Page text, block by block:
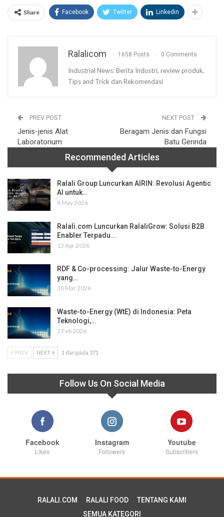
Share Facebook Twitter Linkedin
Ralalicom 1658 Posts 0 Comments
Industrial News: Berita Industri, review produk,
Tips and Trick dan Rekomendasi
PREV POST
Jenis-jenis Alat
Laboratorium
NEXT POST
Beragam Jenis dan Fungsi
Batu Gerinda
Recommended Articles
Ralali Group Luncurkan AIRIN: Revolusi Agentic
AI untuk…
8 May 2026
Ralali.com Luncurkan RalaliGrow: Solusi B2B
Enabler Terpadu…
13 Apr 2026
RDF & Co-processing: Jalur Waste-to-Energy
yang…
10 Mar 2026
Waste-to-Energy (WtE) di Indonesia: Peta
Teknologi,…
2 Feb 2026
PREV NEXT 1 daripada 371
Follow Us On Social Media
Facebook
Likes
Instagram
Followers
Youtube
Subscribers
RALALI.COM RALALI FOOD
TENTANG KAMI
SEMUA KATEGORI